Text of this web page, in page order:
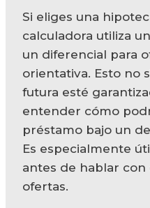
Si eliges una
calculadora utiliza
un diferencial para
orientativa. Esto no
futura esté
entender cómo
préstamo bajo un
Es especialmente
antes de hablar
ofertas.